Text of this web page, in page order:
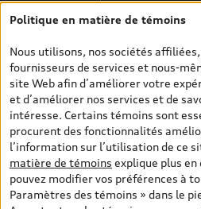
véhicules neufs et d’occasion sont les
de transport et d’inspection de
environnementales (pour les
d’administration des
vente sont exclues. Veuillez noter
versements sont des PDSF s’il a été
Configurateur et prix (à titre indicatif).
consulté à partir des pages de
d’occasion, les prix indiqués sont des
réels). Sur les pages de
véhicules, les modèles sont montrés
Politique en matière de témoins
Nous utilisons, nos sociétés
fournisseurs de services et nous-
site Web afin d’améliorer votre
et d’améliorer nos services et de
intéresse. Certains témoins sont
procurent des fonctionnalités
l’information sur l’utilisation de ce
matière de témoins explique plus
pouvez modifier vos préférences à
Paramètres des témoins » dans le